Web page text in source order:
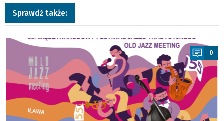
Sprawdź także:
a
0